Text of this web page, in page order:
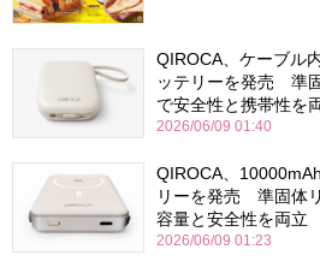
QIROCA、ケーブル
ッテリーを発売 準
で安全性と携帯性を
2026/06/09 01:40
QIROCA、
リーを発売 準固体
容量と安全性を両立
2026/06/09 01:23